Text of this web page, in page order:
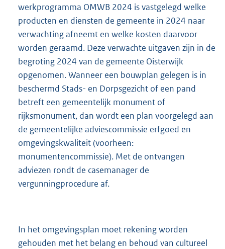
werkprogramma OMWB 2024 is vastgelegd welke
producten en diensten de gemeente in 2024 naar
verwachting afneemt en welke kosten daarvoor
worden geraamd. Deze verwachte uitgaven zijn in de
begroting 2024 van de gemeente Oisterwijk
opgenomen. Wanneer een bouwplan gelegen is in
beschermd Stads- en Dorpsgezicht of een pand
betreft een gemeentelijk monument of
rijksmonument, dan wordt een plan voorgelegd aan
de gemeentelijke adviescommissie erfgoed en
omgevingskwaliteit (voorheen:
monumentencommissie). Met de ontvangen
adviezen rondt de casemanager de
vergunningprocedure af.
In het omgevingsplan moet rekening worden
gehouden met het belang en behoud van cultureel